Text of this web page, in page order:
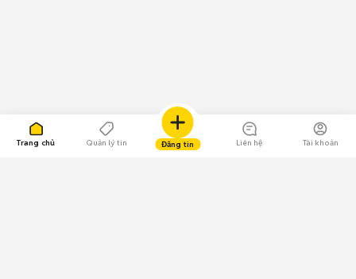
Trang chủ Quản lý tin Đăng tin Liên hệ Tài khoản